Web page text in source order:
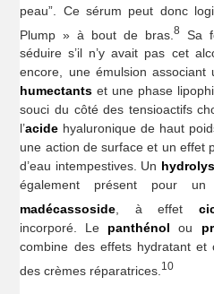
peau”. Ce sérum peut donc
Plump » à bout de bras. 8
Sa
séduire s’il n’y avait pas cet
encore, une émulsion
humectants et une phase
souci du côté des tensioactifs
l’acide hyaluronique de haut
une action de surface et un effet
d’eau intempestives. Un
également présent pour
madécassoside , à effet
incorporé. Le panthénol ou
combine des effets hydratant
des crèmes réparatrices. 10